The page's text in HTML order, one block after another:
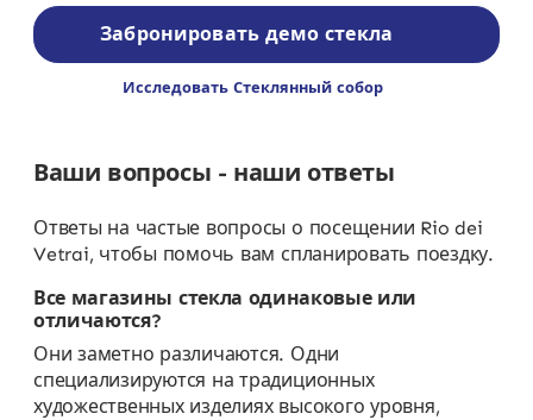
Забронировать демо стекла
Исследовать Стеклянный собор
Ваши вопросы - наши ответы
Ответы на частые вопросы о посещении Rio dei
Vetrai, чтобы помочь вам спланировать поездку.
Все магазины стекла одинаковые или
отличаются?
Они заметно различаются. Одни
специализируются на традиционных
художественных изделиях высокого уровня,